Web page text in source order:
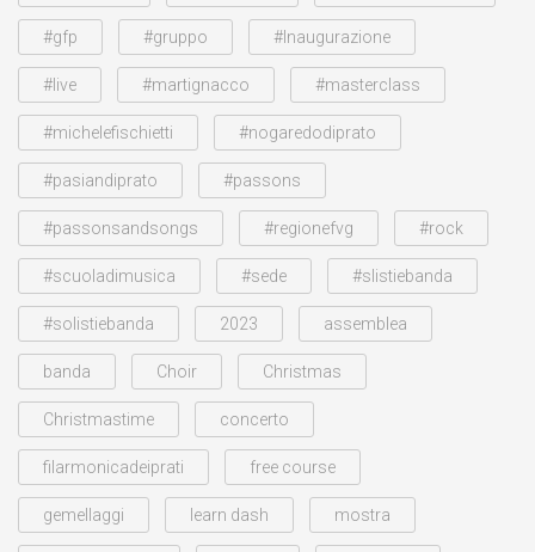
#gfp #gruppo #Inaugurazione
#live #martignacco #masterclass
#michelefischietti #nogaredodiprato
#pasiandiprato #passons
#passonsandsongs #regionefvg #rock
#scuoladimusica #sede #slistiebanda
#solistiebanda 2023 assemblea
banda Choir Christmas
Christmastime concerto
filarmonicadeiprati free course
gemellaggi learn dash mostra